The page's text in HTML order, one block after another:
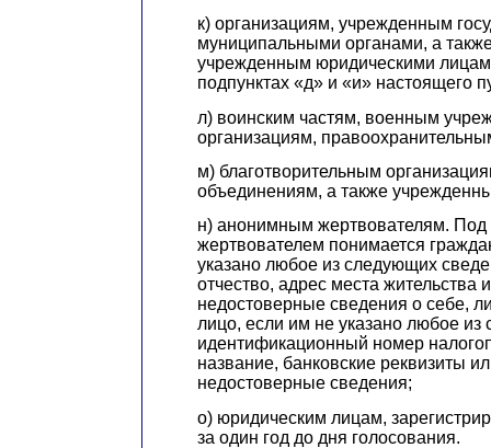
к) организациям, учрежденным
муниципальными органами, а
учрежденным юридическими
подпунктах «д» и «и» настоящего
л) воинским частям, военным
организациям,
м) благотворительным
объединениям, а также
н) анонимным жертвователям.
жертвователем понимается
указано любое из следующих
отчество, адрес места жительства
недостоверные сведения о себе,
лицо, если им не указано любое
идентификационный номер
название, банковские реквизиты
недостоверные сведения;
о) юридическим лицам,
за один год до дня голосования.